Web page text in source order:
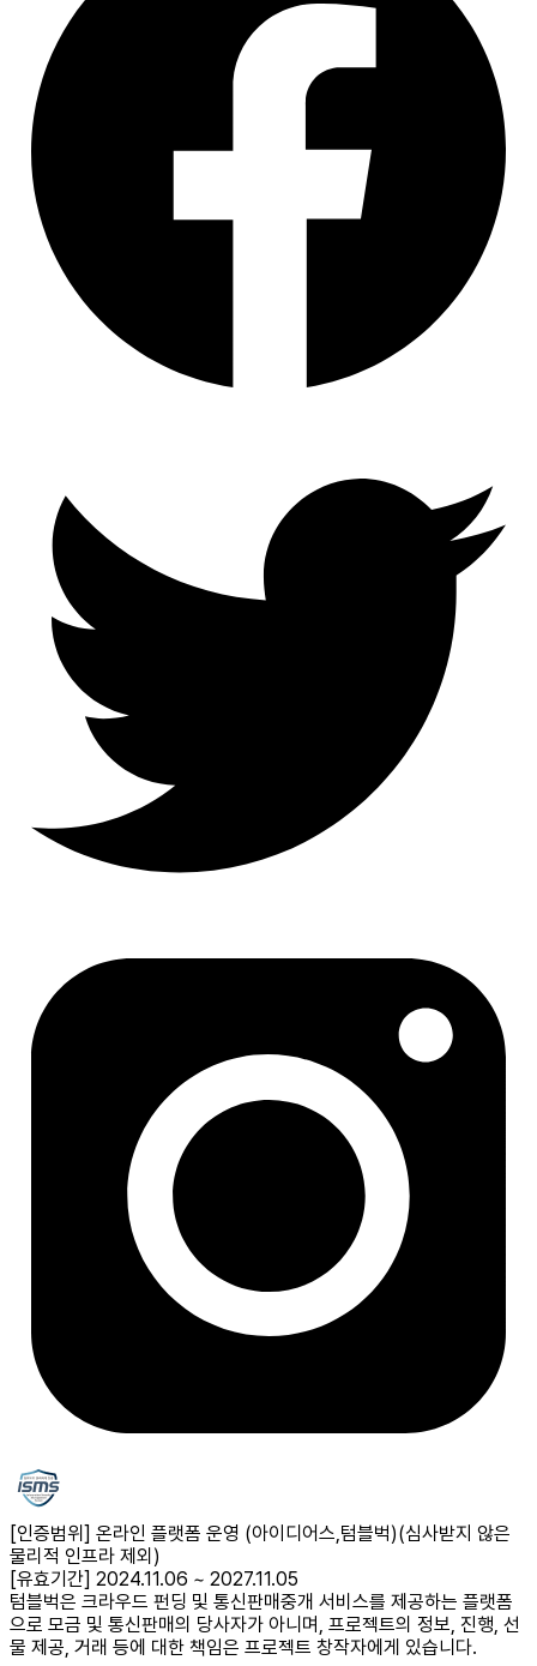
[인증범위] 온라인 플랫폼 운영 (아이디어스,텀블벅)(심사받지 않은
물리적 인프라 제외)
[유효기간] 2024.11.06 ~ 2027.11.05
텀블벅은 크라우드 펀딩 및 통신판매중개 서비스를 제공하는 플랫폼
으로 모금 및 통신판매의 당사자가 아니며, 프로젝트의 정보, 진행, 선
물 제공, 거래 등에 대한 책임은 프로젝트 창작자에게 있습니다.